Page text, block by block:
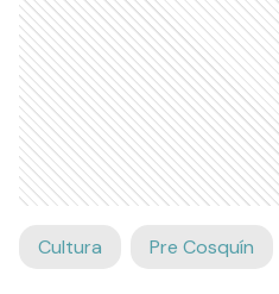
Cultura Pre Cosquín